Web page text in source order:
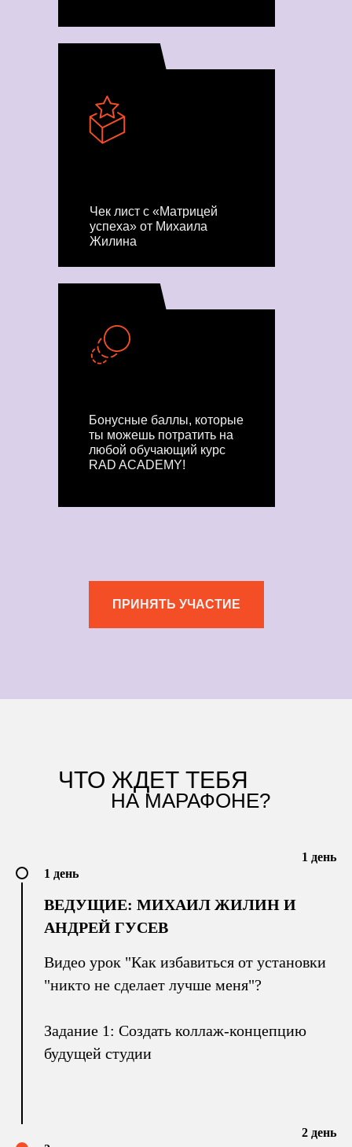
Бонусные баллы, которые
ты можешь потратить на
любой обучающий курс
RAD ACADEMY!
Чек лист с «Матрицей
успеха» от Михаила
Жилина
ПРИНЯТЬ УЧАСТИЕ
ЧТО ЖДЕТ ТЕБЯ
НА МАРАФОНЕ?
1 день
1 день
ВЕДУЩИЕ: МИХАИЛ ЖИЛИН И
АНДРЕЙ ГУСЕВ
Видео урок "Как избавиться от установки
"никто не сделает лучше меня"?
Задание 1: Создать коллаж-концепцию
будущей студии
2 день